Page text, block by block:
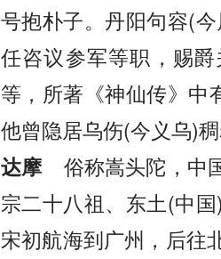
号抱朴子。丹阳句容(
任咨议参军等职，赐
等，所著《神仙传》中
他曾隐居乌伤(今义乌)
达摩俗称嵩头陀，中
宗二十八祖、东土(中
宋初航海到广州，后往